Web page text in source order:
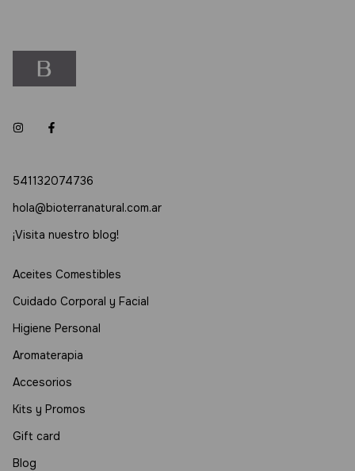
541132074736
hola@bioterranatural.com.ar
¡Visita nuestro blog!
Aceites Comestibles
Cuidado Corporal y Facial
Higiene Personal
Aromaterapia
Accesorios
Kits y Promos
Gift card
Blog